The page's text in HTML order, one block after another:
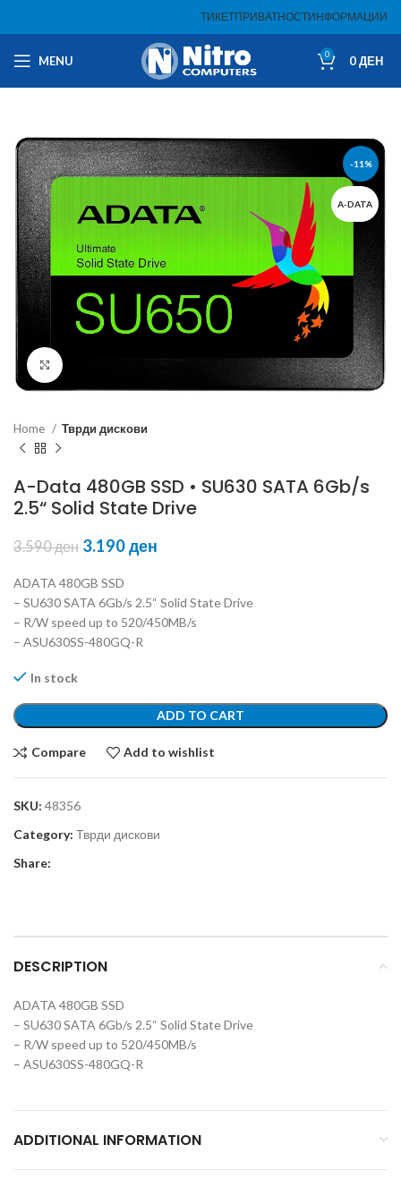
ТИКЕТПРИВАТНОСТИНФОРМАЦИИ
MENU 0 0ДЕН
-11%
A-DATA
Home Тврди дискови
A-Data 480GB SSD • SU630 SATA 6Gb/s
2.5“ Solid State Drive
3.590ден 3.190ден
ADATA 480GB SSD
– SU630 SATA 6Gb/s 2.5“ Solid State Drive
– R/W speed up to 520/450MB/s
– ASU630SS-480GQ-R
In stock
ADD TO CART
Compare Add to wishlist
SKU: 48356
Category: Тврди дискови
Share:
DESCRIPTION
ADATA 480GB SSD
– SU630 SATA 6Gb/s 2.5“ Solid State Drive
– R/W speed up to 520/450MB/s
– ASU630SS-480GQ-R
ADDITIONAL INFORMATION